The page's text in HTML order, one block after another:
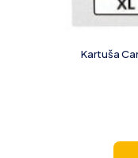
Kartuša